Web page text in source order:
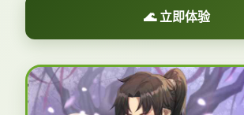
🌊 立即体验